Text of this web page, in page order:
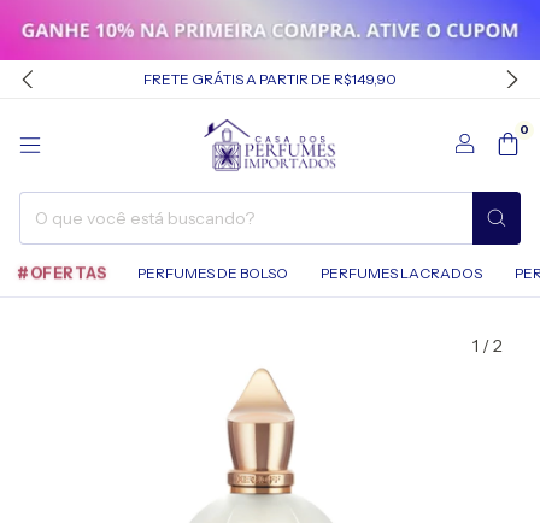
FRETE GRÁTIS A PARTIR DE R$149,90
0
#OFERTAS PERFUMES DE BOLSO PERFUMES LACRADOS
1 /2